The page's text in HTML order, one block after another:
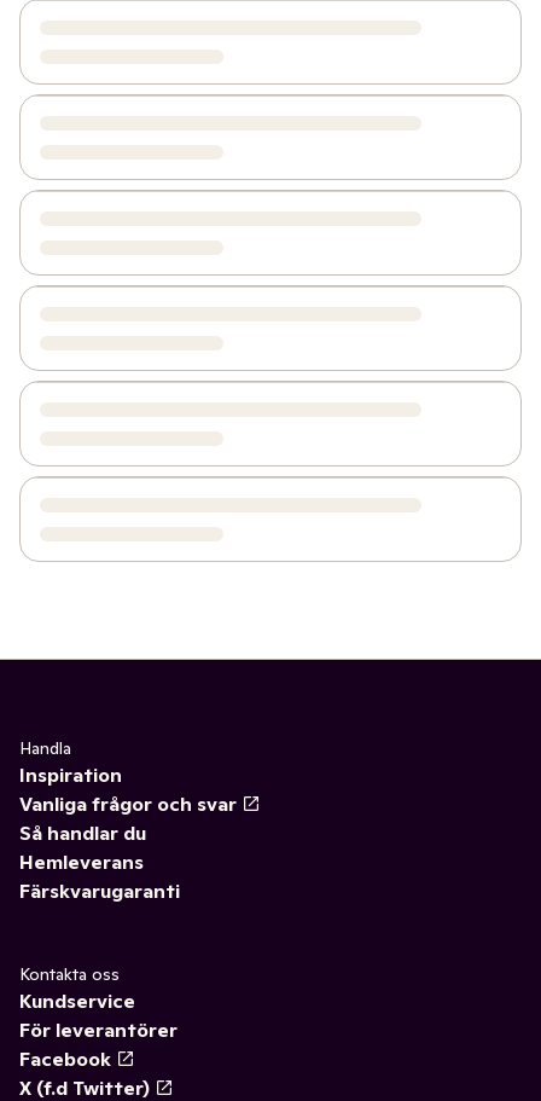
Handla
Inspiration
Vanliga frågor och svar
Så handlar du
Hemleverans
Färskvarugaranti
Kontakta oss
Kundservice
För leverantörer
Facebook
X (f.d Twitter)